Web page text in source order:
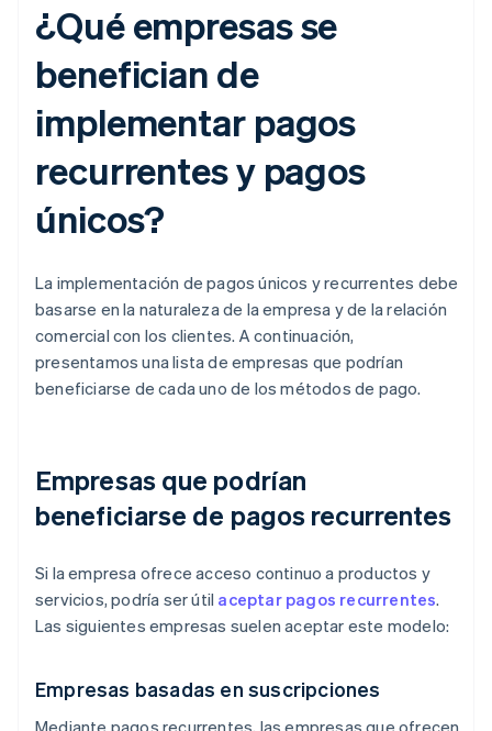
¿Qué empresas se
benefician de
implementar pagos
recurrentes y pagos
únicos?
La implementación de pagos únicos y recurrentes debe
basarse en la naturaleza de la empresa y de la relación
comercial con los clientes. A continuación,
presentamos una lista de empresas que podrían
beneficiarse de cada uno de los métodos de pago.
Empresas que podrían
beneficiarse de pagos recurrentes
Si la empresa ofrece acceso continuo a productos y
servicios, podría ser útil aceptar pagos recurrentes.
Las siguientes empresas suelen aceptar este modelo:
Empresas basadas en suscripciones